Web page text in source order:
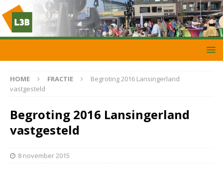
HOME FRACTIE
Begroting 2016 Lansingerland
vastgesteld
Begroting 2016 Lansingerland
vastgesteld
8 november 2015